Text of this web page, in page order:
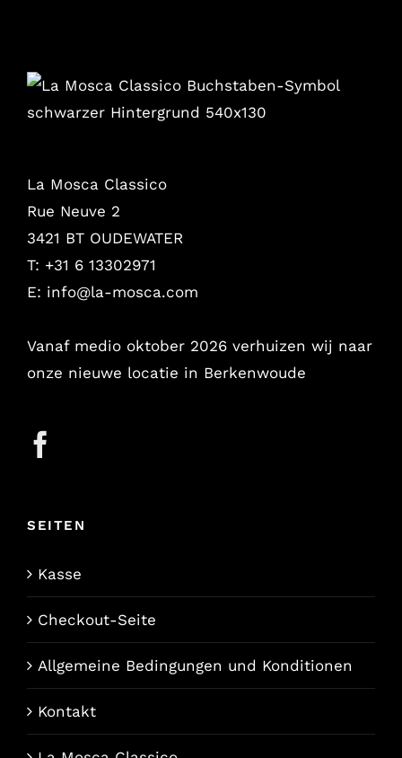
La Mosca Classico
Rue Neuve 2
3421 BT OUDEWATER
T: +31 6 13302971
E: info@la-mosca.com
Vanaf medio oktober 2026 verhuizen wij naar
onze nieuwe locatie in Berkenwoude
SEITEN
Kasse
Checkout-Seite
Allgemeine Bedingungen und Konditionen
Kontakt